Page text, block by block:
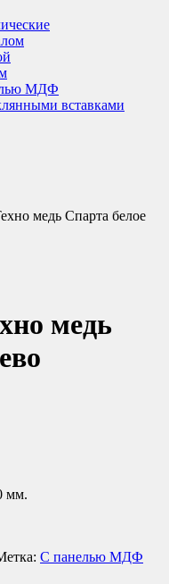
МДФ
вставками
медь Спарта белое
медь
мм.
С панелью МДФ